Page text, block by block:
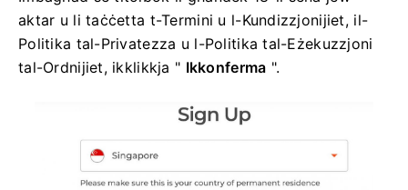
aktar u li taċċetta t-Termini u l-Kundizzjonijiet, il-
Politika tal-Privatezza u l-Politika tal-Eżekuzzjoni
tal-Ordnijiet, ikklikkja " Ikkonferma ".